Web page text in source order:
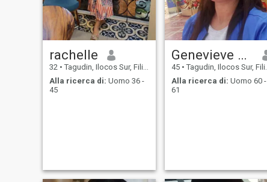
rachelle
32 • Tagudin, Ilocos Sur, Filippine
Alla ricerca di: Uomo 36 -
45
Genevieve Dugaduga
45 • Tagudin, Ilocos Sur, Filippine
Alla ricerca di: Uomo 60 -
61